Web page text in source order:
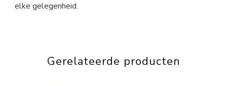
elke gelegenheid.
Gerelateerde producten